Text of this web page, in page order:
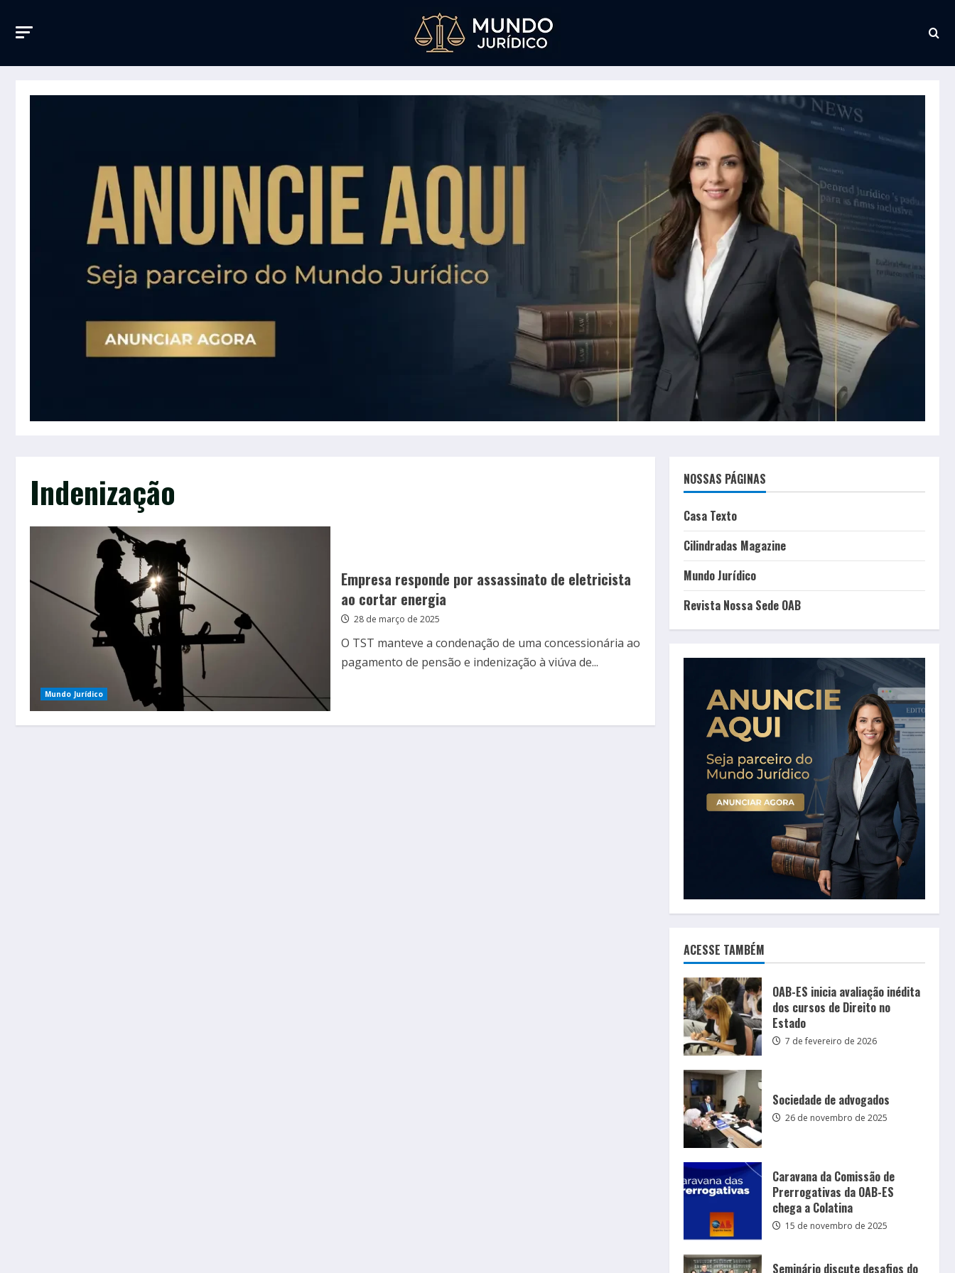
Indenização
Mundo Jurídico
Empresa responde por assassinato de eletricista
ao cortar energia
28 de março de 2025
O TST manteve a condenação de uma concessionária ao
pagamento de pensão e indenização à viúva de...
NOSSAS PÁGINAS
Casa Texto
Cilindradas Magazine
Mundo Jurídico
Revista Nossa Sede OAB
ACESSE TAMBÉM
OAB-ES inicia avaliação inédita
dos cursos de Direito no
Estado
7 de fevereiro de 2026
Sociedade de advogados
26 de novembro de 2025
Caravana da Comissão de
Prerrogativas da OAB-ES
chega a Colatina
15 de novembro de 2025
Seminário discute desafios do